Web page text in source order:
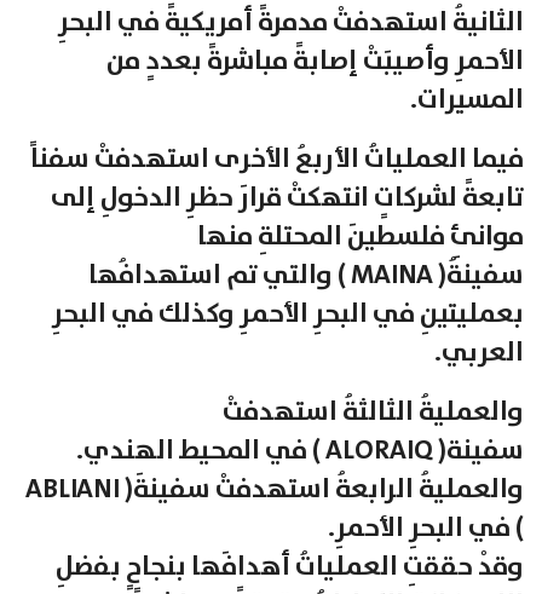
الثانيةُ استهدفتْ مدمرةً أمريكيةً في البحرِ
الأحمرِ وأصيبَتْ إصابةً مباشرةً بعددٍ من
المسيرات.
فيما العملياتُ الأربعُ الأخرى استهدفتْ سفناً
تابعةً لشركاتٍ انتهكتْ قرارَ حظرِ الدخولِ إلى
موانئِ فلسطينَ المحتلةِ منها
سفينةُ( MAINA ) والتي تم استهدافُها
بعمليتينِ في البحرِ الأحمرِ وكذلك في البحرِ
العربي.
والعمليةُ الثالثةُ استهدفتْ
سفينة( ALORAIQ ) في المحيط الهندي.
والعمليةُ الرابعةُ استهدفتْ سفينةَ( ABLIANI
) في البحرِ الأحمرِ.
وقدْ حققتِ العملياتُ أهدافَها بنجاحٍ بفضلِ